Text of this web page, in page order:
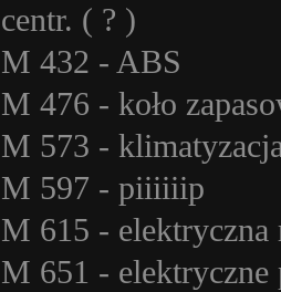
centr. ( ? )
M 432 - ABS
M 476 - koło
M 573 -
M 597 - piiiiiip
M 615 - elektryczna
M 651 - elektryczne